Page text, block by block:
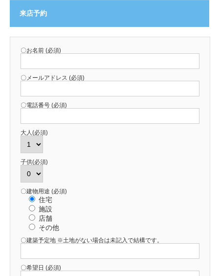
来店予約
〇お名前 (必須)
〇メールアドレス (必須)
〇電話番号 (必須)
大人(必須)
子供(必須)
〇建物用途 (必須)
住宅
施設
店舗
その他
〇建築予定地 ※土地がない場合は未記入で結構です。
〇希望日 (必須)